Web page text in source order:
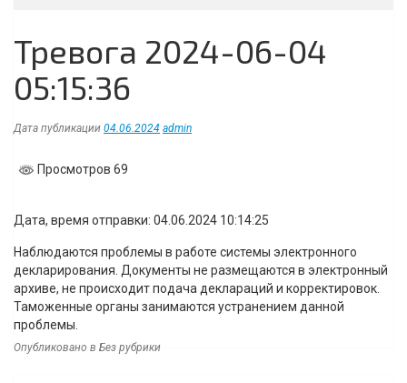
Тревога 2024-06-04
05:15:36
Дата публикации 04.06.2024 admin
Просмотров 69
Дата, время отправки: 04.06.2024 10:14:25
Наблюдаются проблемы в работе системы электронного
декларирования. Документы не размещаются в электронный
архиве, не происходит подача деклараций и корректировок.
Таможенные органы занимаются устранением данной
проблемы.
Опубликовано в Без рубрики